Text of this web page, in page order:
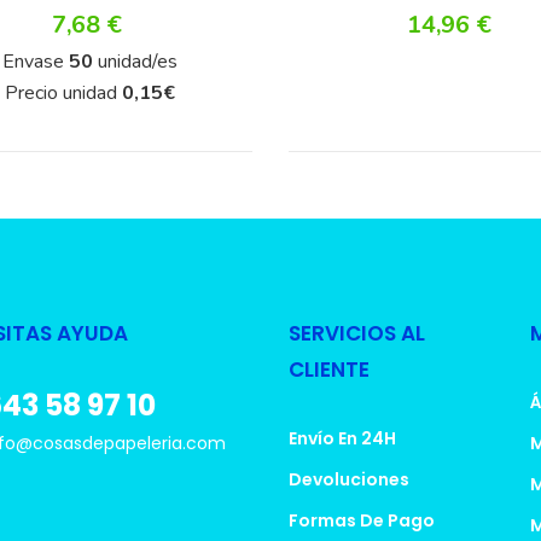
Precio
7,68 €
Envase 50 unidad/es
Precio unidad 0,15€
Precio
14,96 €
AYUDA
58 97 10
SERVICIOS AL
CLIENTE
Envío En 24H
Devoluciones
Formas De Pago